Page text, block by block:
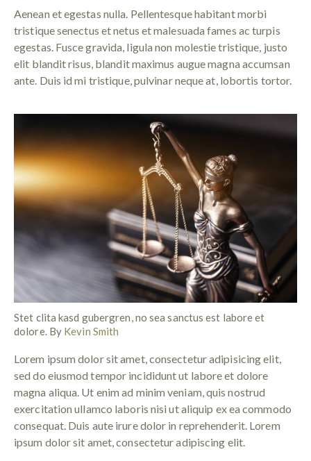
Aenean et egestas nulla. Pellentesque habitant morbi
tristique senectus et netus et malesuada fames ac turpis
egestas. Fusce gravida, ligula non molestie tristique, justo
elit blandit risus, blandit maximus augue magna accumsan
ante. Duis id mi tristique, pulvinar neque at, lobortis tortor.
Stet clita kasd gubergren, no sea sanctus est labore et
dolore. By Kevin Smith
Lorem ipsum dolor sit amet, consectetur adipisicing elit,
sed do eiusmod tempor incididunt ut labore et dolore
magna aliqua. Ut enim ad minim veniam, quis nostrud
exercitation ullamco laboris nisi ut aliquip ex ea commodo
consequat. Duis aute irure dolor in reprehenderit. Lorem
ipsum dolor sit amet, consectetur adipiscing elit.